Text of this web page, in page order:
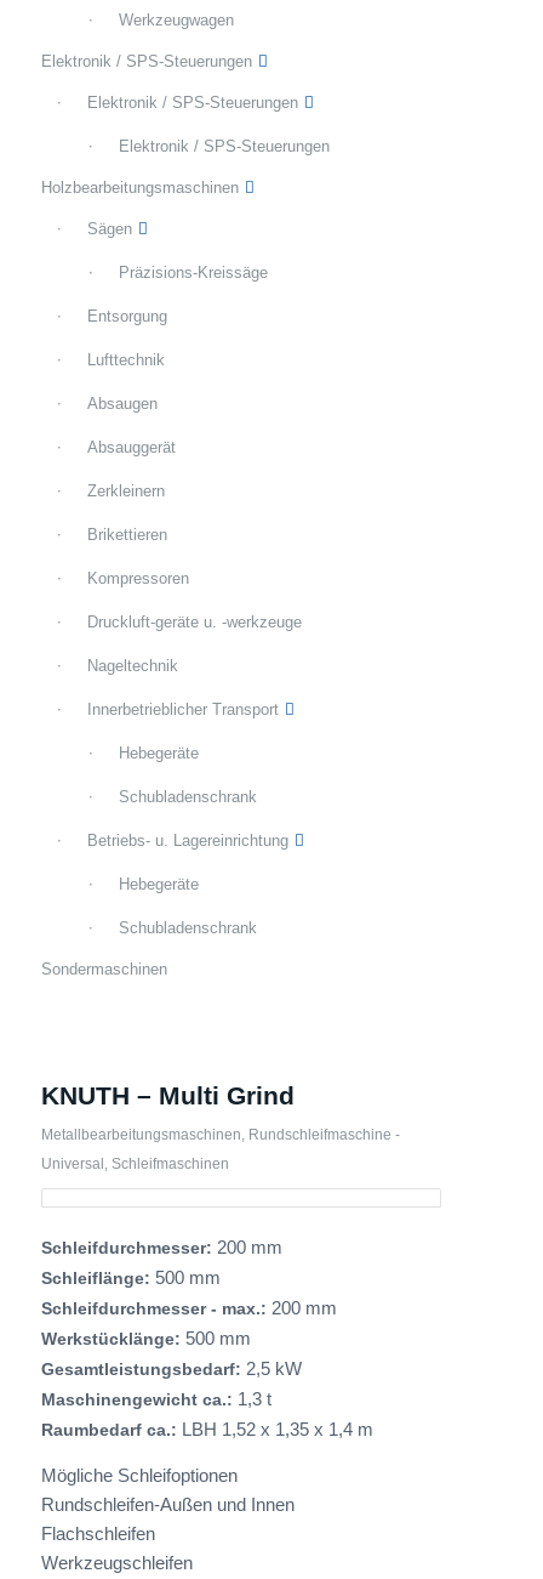
KNUTH – Multi Grind
Metallbearbeitungsmaschinen, Rundschleifmaschine -
Universal , Schleifmaschinen
Schleifdurchmesser: 200 mm
Schleiflänge: 500 mm
Schleifdurchmesser - max.: 200 mm
Werkstücklänge: 500 mm
Gesamtleistungsbedarf: 2,5 kW
Maschinengewicht ca.: 1,3 t
Raumbedarf ca.: LBH 1,52 x 1,35 x 1,4 m
Mögliche Schleifoptionen
Rundschleifen-Außen und Innen
Flachschleifen
Werkzeugschleifen
Werkzeugwagen
Elektronik / SPS-Steuerungen
Elektronik / SPS-Steuerungen
Elektronik / SPS-Steuerungen
Holzbearbeitungsmaschinen
Sägen
Präzisions-Kreissäge
Entsorgung
Lufttechnik
Absaugen
Absauggerät
Zerkleinern
Brikettieren
Kompressoren
Druckluft-geräte u. -werkzeuge
Nageltechnik
Innerbetrieblicher Transport
Hebegeräte
Schubladenschrank
Betriebs- u. Lagereinrichtung
Hebegeräte
Schubladenschrank
Sondermaschinen